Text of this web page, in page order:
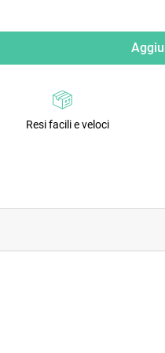
Resi facili e veloci